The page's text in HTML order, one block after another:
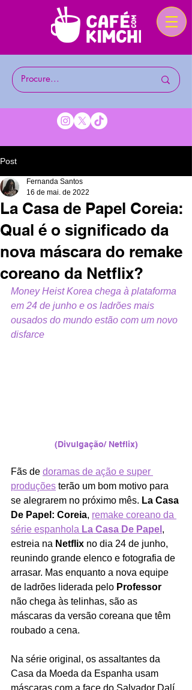
Post
La Casa de Papel Coreia:
Qual é o significado da
nova máscara do remake
coreano da Netflix?
Fernanda Santos
16 de mai. de 2022
Money Heist Korea chega à plataforma
em 24 de junho e os ladrões mais
ousados do mundo estão com um novo
disfarce
(Divulgação/ Netflix)
Fãs de doramas de ação e super
produções terão um bom motivo para
se alegrarem no próximo mês. La Casa
De Papel: Coreia, remake coreano da
série espanhola La Casa De Papel ,
estreia na Netflix no dia 24 de junho,
reunindo grande elenco e fotografia de
arrasar. Mas enquanto a nova equipe
de ladrões liderada pelo Professor
não chega às telinhas, são as
máscaras da versão coreana que têm
roubado a cena.
Na série original, os assaltantes da
Casa da Moeda da Espanha usam
máscaras com a face do Salvador Dalí.